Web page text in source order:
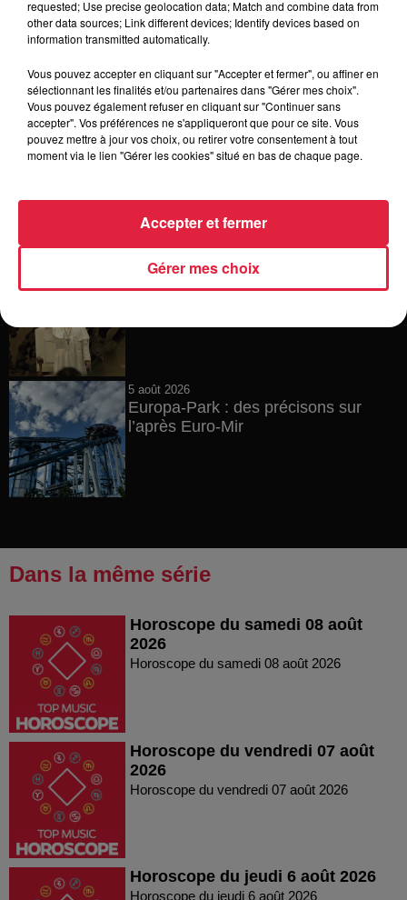
6 août 2026
Tags antisémites à Strasbourg :
6 août 2026
Au zoo de Mulhouse : rencontre
6 août 2026
Les dernières infos sur la venue du
5 août 2026
Europa-Park : des précisons sur
l’après Euro-Mir
Dans la même série
Horoscope du samedi 08 août
2026
Horoscope du samedi 08 août 2026
Horoscope du vendredi 07 août
2026
Horoscope du vendredi 07 août 2026
Horoscope du jeudi 6 août 2026
Horoscope du jeudi 6 août 2026
requested; Use precise geolocation data; Match and combine data from
other data sources; Link different devices; Identify devices based on
information transmitted automatically.
Vous pouvez accepter en cliquant sur "Accepter et fermer", ou affiner en
sélectionnant les finalités et/ou partenaires dans "Gérer mes choix".
Vous pouvez également refuser en cliquant sur "Continuer sans
accepter". Vos préférences ne s'appliqueront que pour ce site. Vous
pouvez mettre à jour vos choix, ou retirer votre consentement à tout
moment via le lien "Gérer les cookies" situé en bas de chaque page.
Gérer mes choix
Accepter et fermer